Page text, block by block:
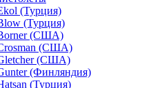
(Турция)
(Турция)
(США)
(США)
(США)
(Финляндия)
(Турция)